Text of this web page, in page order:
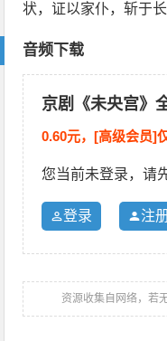
状，证以家仆，斩于
音频下载
京剧《未央宫》
0.60元，[高级会员]
您当前未登录，请
登录 注
资源收集自网络，若